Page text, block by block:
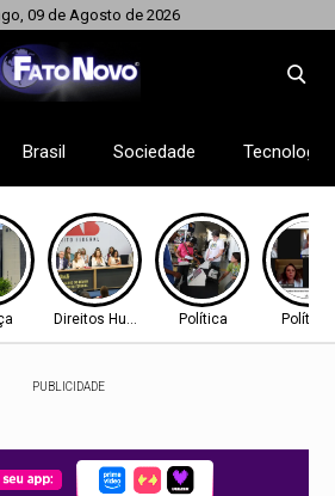
09 de Agosto de 2026
Brasil Sociedade Tecnologia
Direitos Humanos Política
PUBLICIDADE